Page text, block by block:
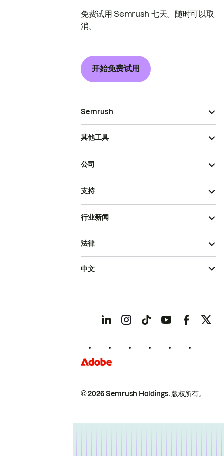
免费试用 Semrush 七天。随时可以取
消。
开始免费试用
Semrush
其他工具
公司
支持
行业新闻
© 2026 Semrush Holdings.版权所有。
法律
中文